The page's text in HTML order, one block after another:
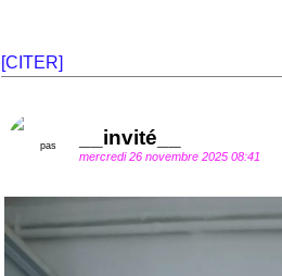
[CITER]
__invité__
mercredi 26 novembre 2025 08:41